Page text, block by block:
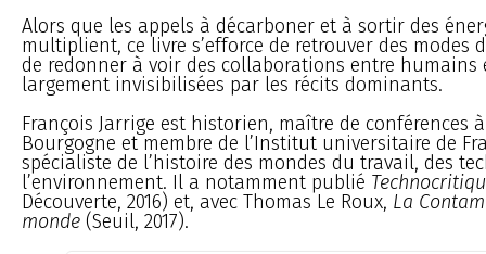
Alors que les appels à décarboner et à sortir des
multiplient, ce livre s’efforce de retrouver des modes
de redonner à voir des collaborations entre
largement invisibilisées par les récits dominants.
François Jarrige est historien, maître de conférences
Bourgogne et membre de l’Institut universitaire de
spécialiste de l’histoire des mondes du travail, des
l’environnement. Il a notamment publié
Découverte, 2016) et, avec Thomas Le Roux, La
monde (Seuil, 2017).